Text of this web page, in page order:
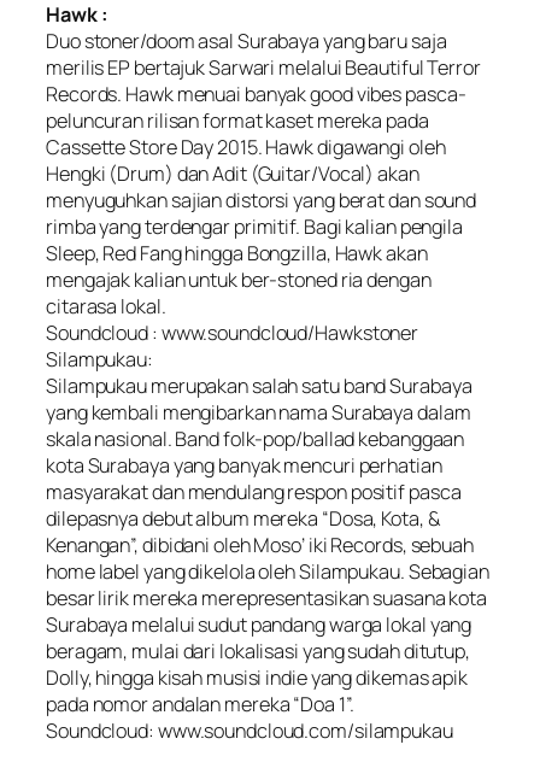
Hawk :
Duo stoner/doom asal Surabaya yang baru saja
merilis EP bertajuk Sarwari melalui Beautiful Terror
Records. Hawk menuai banyak good vibes pasca-
peluncuran rilisan format kaset mereka pada
Cassette Store Day 2015. Hawk digawangi oleh
Hengki (Drum) dan Adit (Guitar/Vocal) akan
menyuguhkan sajian distorsi yang berat dan sound
rimba yang terdengar primitif. Bagi kalian pengila
Sleep, Red Fang hingga Bongzilla, Hawk akan
mengajak kalian untuk ber-stoned ria dengan
citarasa lokal.
Soundcloud : www.soundcloud/Hawkstoner
Silampukau:
Silampukau merupakan salah satu band Surabaya
yang kembali mengibarkan nama Surabaya dalam
skala nasional. Band folk-pop/ballad kebanggaan
kota Surabaya yang banyak mencuri perhatian
masyarakat dan mendulang respon positif pasca
dilepasnya debut album mereka “Dosa, Kota, &
Kenangan”, dibidani oleh Moso’ iki Records, sebuah
home label yang dikelola oleh Silampukau. Sebagian
besar lirik mereka merepresentasikan suasana kota
Surabaya melalui sudut pandang warga lokal yang
beragam, mulai dari lokalisasi yang sudah ditutup,
Dolly, hingga kisah musisi indie yang dikemas apik
pada nomor andalan mereka “Doa 1”.
Soundcloud: www.soundcloud.com/silampukau